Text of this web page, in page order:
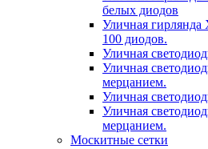
белых диодов
Уличная
100 диодов.
Уличная
Уличная
мерцанием.
Уличная
Уличная
мерцанием.
Москитные сетки